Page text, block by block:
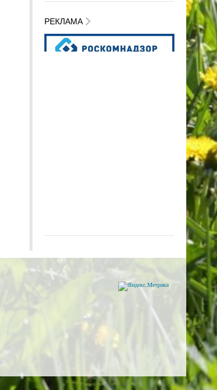
РЕКЛАМА